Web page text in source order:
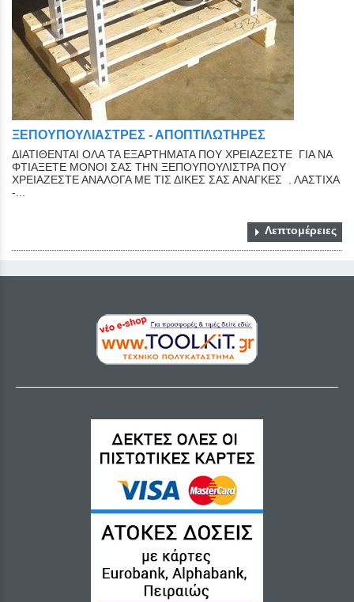
ΞΕΠΟΥΠΟΥΛΙΑΣΤΡΕΣ - ΑΠΟΠΤΙΛΩΤΗΡΕΣ
ΔΙΑΤΙΘΕΝΤΑΙ ΟΛΑ ΤΑ ΕΞΑΡΤΗΜΑΤΑ ΠΟΥ ΧΡΕΙΑΖΕΣΤΕ ΓΙΑ ΝΑ
ΦΤΙΑΞΕΤΕ ΜΟΝΟΙ ΣΑΣ ΤΗΝ ΞΕΠΟΥΠΟΥΛΙΣΤΡΑ ΠΟΥ
ΧΡΕΙΑΖΕΣΤΕ ΑΝΑΛΟΓΑ ΜΕ ΤΙΣ ΔΙΚΕΣ ΣΑΣ ΑΝΑΓΚΕΣ . ΛΑΣΤΙΧΑ
-...
Λεπτομέρειες